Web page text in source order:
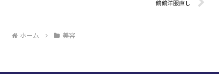
鶴鶴洋服直し
ホーム 美容